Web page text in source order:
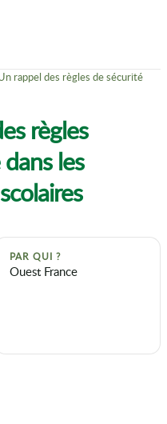
rappel des règles de sécurité
règles
les
PAR QUI ?
Ouest France